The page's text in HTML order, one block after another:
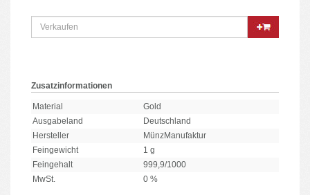
Zusatzinformationen
Material
Gold
Ausgabeland
Deutschland
Hersteller
MünzManufaktur
Feingewicht
1 g
Feingehalt
999,9/1000
MwSt.
0 %